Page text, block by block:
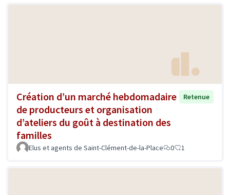
Création d’un marché hebdomadaire
de producteurs et organisation
d’ateliers du goût à destination des
familles
Retenue
Elus et agents de Saint-Clément-de-la-Place 0 1